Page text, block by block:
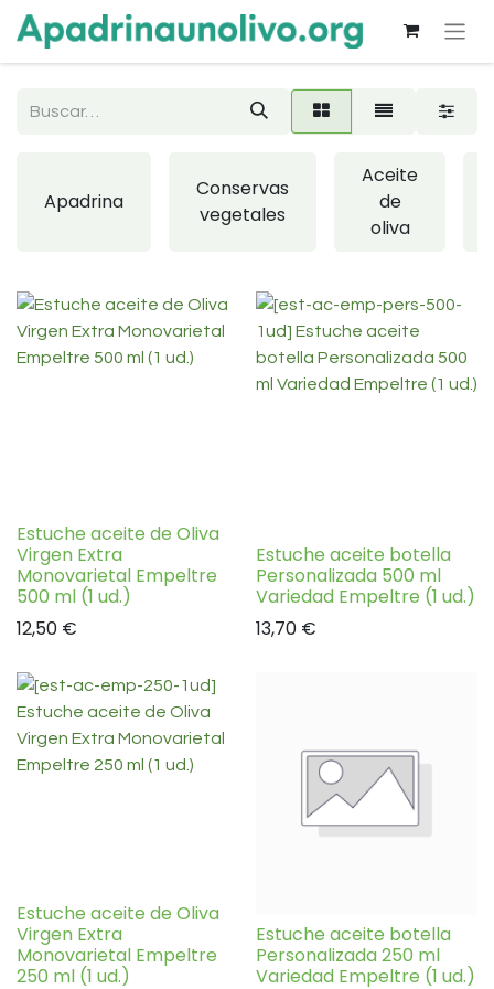
Apadrina
Conservas
vegetales
Aceite
de
oliva
Estuche aceite de Oliva
Virgen Extra
Monovarietal Empeltre
500 ml (1 ud.)
12,50 €
Estuche aceite botella
Personalizada 500 ml
Variedad Empeltre (1 ud.)
13,70€
Estuche aceite de Oliva
Virgen Extra
Monovarietal Empeltre
250 ml (1 ud.)
Estuche aceite botella
Personalizada 250 ml
Variedad Empeltre (1 ud.)